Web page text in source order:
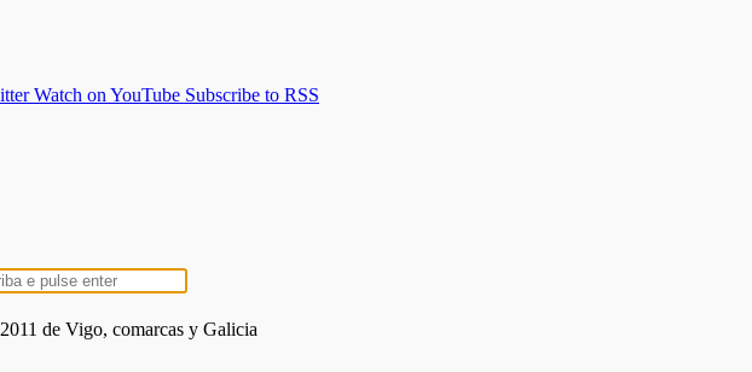
Watch on YouTube Subscribe to RSS
de Vigo, comarcas y Galicia